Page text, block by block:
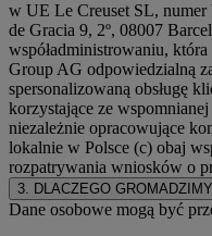
w UE Le Creuset SL, numer
de Gracia 9, 2º, 08007
współadministrowaniu,
Group AG odpowiedzialną
spersonalizowaną obsługę
korzystające ze
niezależnie opracowujące
lokalnie w Polsce (c) obaj
rozpatrywania wniosków o
3. DLACZEGO
Dane osobowe mogą być